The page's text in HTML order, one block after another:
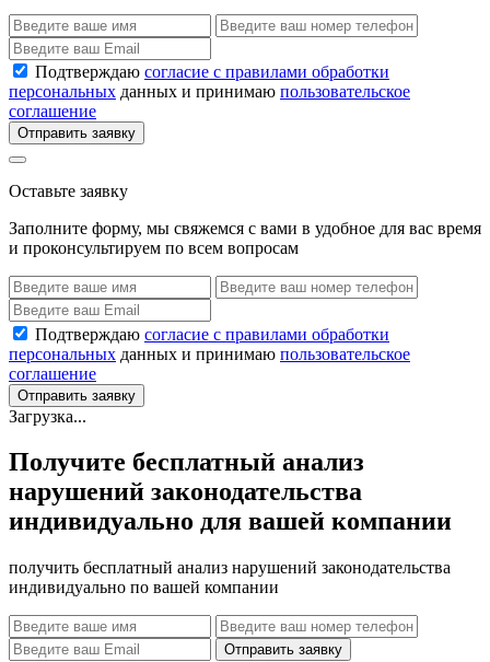
Подтверждаю согласие с правилами обработки
персональных данных и принимаю пользовательское
соглашение
Отправить заявку
Оставьте заявку
Заполните форму, мы свяжемся с вами в удобное для вас время
и проконсультируем по всем вопросам
Подтверждаю согласие с правилами обработки
персональных данных и принимаю пользовательское
соглашение
Отправить заявку
Загрузка...
Получите бесплатный анализ
нарушений законодательства
индивидуально для вашей компании
получить бесплатный анализ нарушений законодательства
индивидуально по вашей компании
Отправить заявку